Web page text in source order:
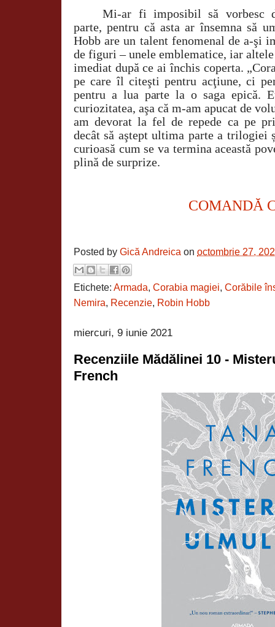
Mi-ar fi imposibil să vorbesc
parte, pentru că asta ar însemna să
Hobb are un talent fenomenal de a-şi
de figuri – unele emblematice, iar
imediat după ce ai închis coperta.
pe care îl citeşti pentru acţiune, ci
pentru a lua parte la o saga epică.
curiozitatea, aşa că m-am apucat de
am devorat la fel de repede ca pe
decât să aştept ultima parte a trilogiei
curioasă cum se va termina această
plină de surprize.
COMANDĂ
Posted by Gică Andreica on octombrie 27,
Etichete: Armada, Corabia magiei, Corăbile
Nemira, Recenzie, Robin Hobb
miercuri, 9 iunie 2021
Recenziile Mădălinei 10 -
French